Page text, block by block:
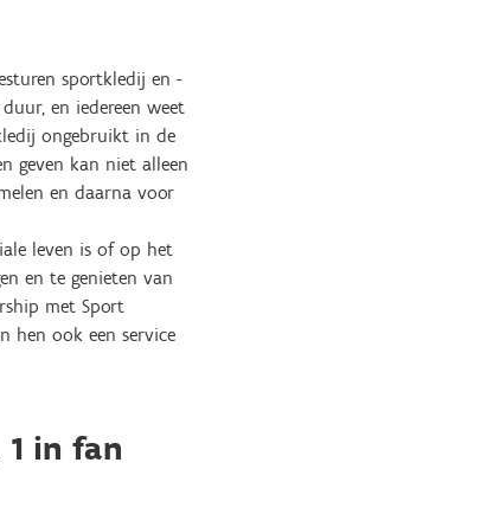
sportkledij en -
en iedereen weet
ongebruikt in de
geven kan niet alleen
en daarna voor
leven is of op het
en te genieten van
met Sport
hen ook een service
in fan